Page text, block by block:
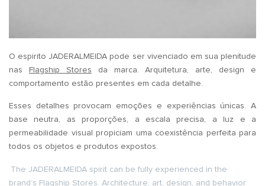
O espirito JADERALMEIDA pode ser vivenciado em sua plenitude
nas
Flagship Stores da marca. Arquitetura, arte, design e
comportamento estão presentes em cada detalhe.
Esses detalhes provocam emoções e experiências únicas. A
base neutra, as proporções, a escala precisa, a luz e a
permeabilidade visual propiciam uma coexistência perfeita para
todos os objetos e produtos expostos.
The JADERALMEIDA spirit can be fully experienced in the
brand’s Flagship Stores. Architecture, art, design, and behavior